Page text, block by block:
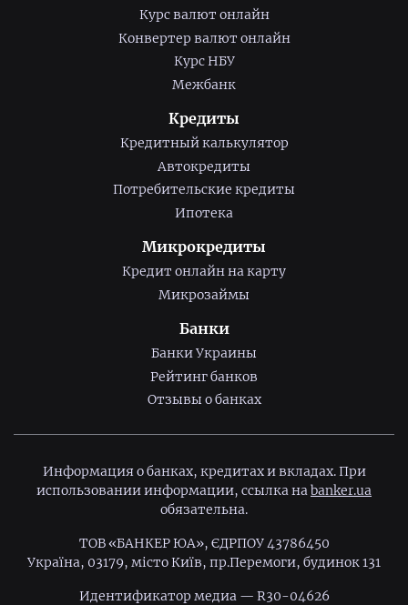
Курс валют онлайн
Конвертер валют онлайн
Курс НБУ
Межбанк
Кредиты
Кредитный калькулятор
Автокредиты
Потребительские кредиты
Ипотека
Микрокредиты
Кредит онлайн на карту
Микрозаймы
Банки
Банки Украины
Рейтинг банков
Отзывы о банках
Информация о банках, кредитах и вкладах. При
использовании информации, ссылка наbanker.ua
обязательна.
ТОВ «БАНКЕР ЮА», ЄДРПОУ 43786450
Україна, 03179, місто Київ, пр.Перемоги, будинок 131
Идентификатор медиа — R30-04626